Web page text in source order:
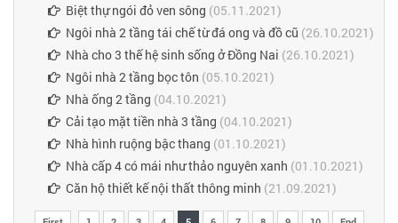
Biệt thự ngói đỏ ven sông (05.11.2021)
Ngôi nhà 2 tầng tái chế từ đá ong và đồ cũ (26.10.2021)
Nhà cho 3 thế hệ sinh sống ở Đồng Nai (26.10.2021)
Ngôi nhà 2 tầng bọc tôn (05.10.2021)
Nhà ống 2 tầng (04.10.2021)
Cải tạo mặt tiền nhà 3 tầng (04.10.2021)
Nhà hình ruộng bậc thang (01.10.2021)
Nhà cấp 4 có mái như thảo nguyên xanh (01.10.2021)
Căn hộ thiết kế nội thất thông minh (21.09.2021)